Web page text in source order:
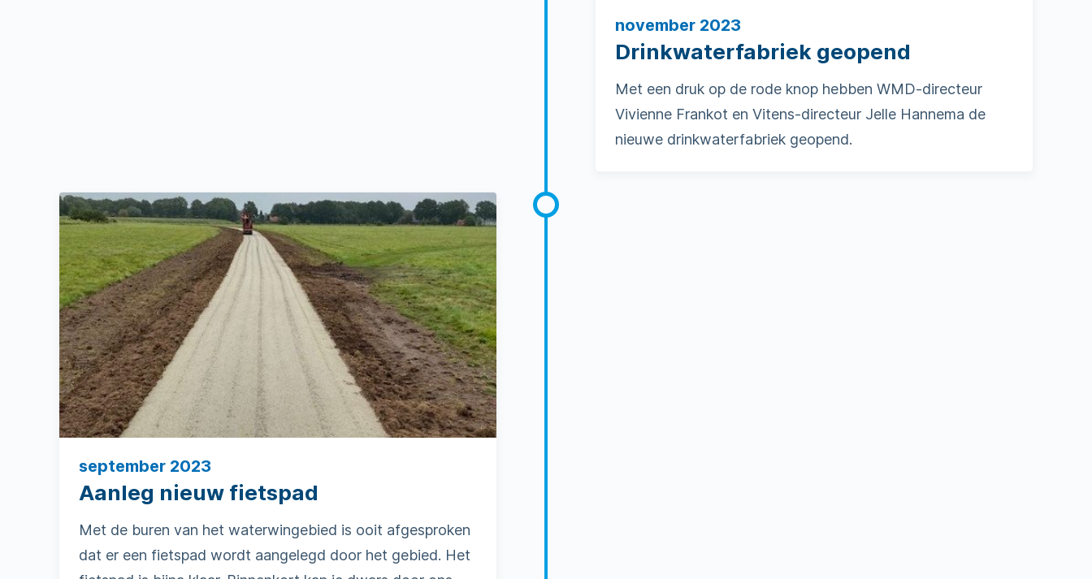
november 2023
Drinkwaterfabriek geopend
Met een druk op de rode knop hebben WMD-directeur
Vivienne Frankot en Vitens-directeur Jelle Hannema de
nieuwe drinkwaterfabriek geopend.
september 2023
Aanleg nieuw fietspad
Met de buren van het waterwingebied is ooit afgesproken
dat er een fietspad wordt aangelegd door het gebied. Het